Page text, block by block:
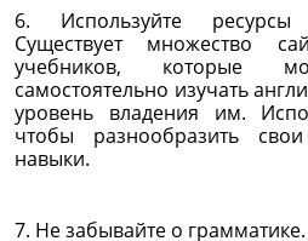
6. Используйте
Существует множество
учебников, которые
самостоятельно изучать
уровень владения им.
чтобы разнообразить
навыки.
7. Не забывайте о грамматике.